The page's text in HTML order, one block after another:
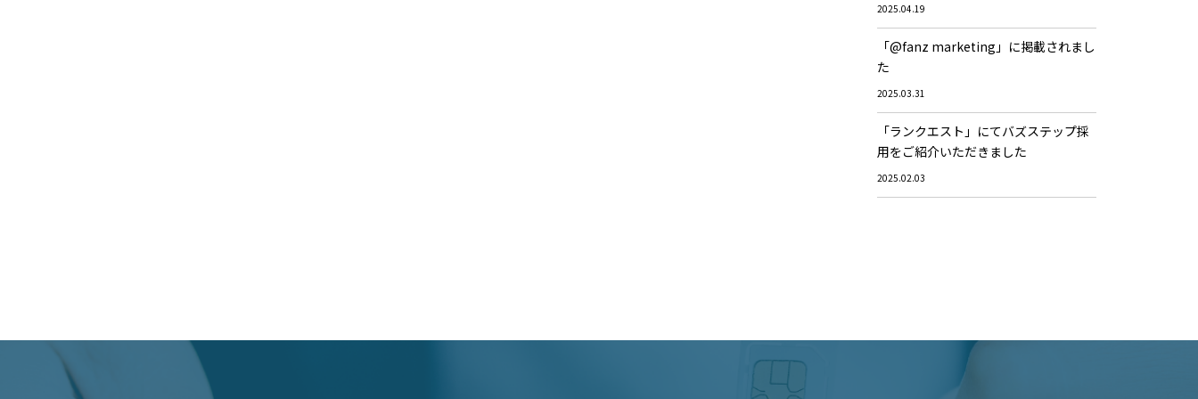
2025.04.19
「@fanz marketing」に掲載されまし
た
2025.03.31
「ランクエスト」にてバズステップ採
用をご紹介いただきました
2025.02.03